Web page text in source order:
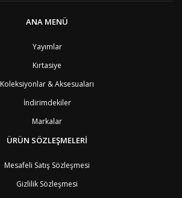
ANA MENÜ
Yayımlar
Kırtasiye
Koleksiyonlar & Aksesuaları
İndirimdekiler
Markalar
ÜRÜN SÖZLEŞMELERİ
Mesafeli Satış Sözleşmesi
Gizlilik Sözleşmesi